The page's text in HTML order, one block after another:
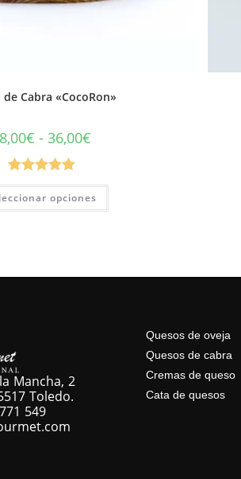
de Cabra «CocoRon»
€ - 36,00€
Valorado con
5.00de 5
opciones
Mancha, 2
Toledo.
549
Quesos de oveja
Quesos de cabra
Cremas de queso
Cata de quesos